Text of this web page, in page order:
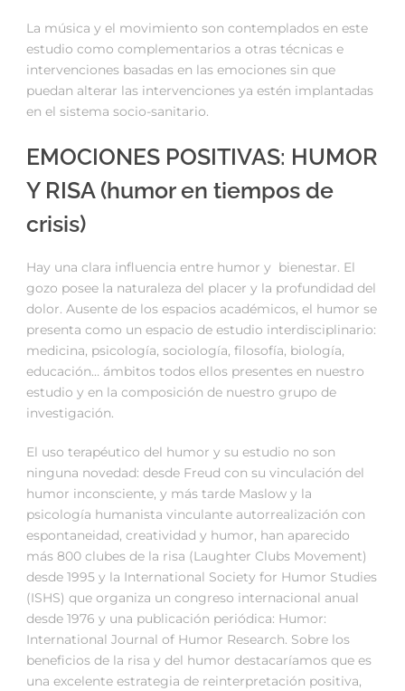
La música y el movimiento son contemplados en este
estudio como complementarios a otras técnicas e
intervenciones basadas en las emociones sin que
puedan alterar las intervenciones ya estén implantadas
en el sistema socio-sanitario.
EMOCIONES POSITIVAS: HUMOR
Y RISA (humor en tiempos de
crisis)
Hay una clara influencia entre humor y bienestar. El
gozo posee la naturaleza del placer y la profundidad del
dolor. Ausente de los espacios académicos, el humor se
presenta como un espacio de estudio interdisciplinario:
medicina, psicología, sociología, filosofía, biología,
educación… ámbitos todos ellos presentes en nuestro
estudio y en la composición de nuestro grupo de
investigación.
El uso terapéutico del humor y su estudio no son
ninguna novedad: desde Freud con su vinculación del
humor inconsciente, y más tarde Maslow y la
psicología humanista vinculante autorrealización con
espontaneidad, creatividad y humor, han aparecido
más 800 clubes de la risa (Laughter Clubs Movement)
desde 1995 y la International Society for Humor Studies
(ISHS) que organiza un congreso internacional anual
desde 1976 y una publicación periódica: Humor:
International Journal of Humor Research. Sobre los
beneficios de la risa y del humor destacaríamos que es
una excelente estrategia de reinterpretación positiva,